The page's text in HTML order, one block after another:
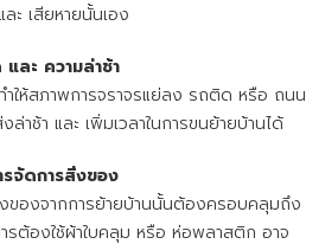
ะ เสียหายนั้นเอง
ละ ความล่าช้า
ให้สภาพการจราจรแย่ลง รถติด หรือ ถนน
ล่าช้า และ เพิ่มเวลาในการขนย้ายบ้านได้
รจัดการสิ่งของ
ของจากการย้ายบ้านนั้นต้องครอบคลุมถึง
รต้องใช้ผ้าใบคลุม หรือ ห่อพลาสติก อาจ